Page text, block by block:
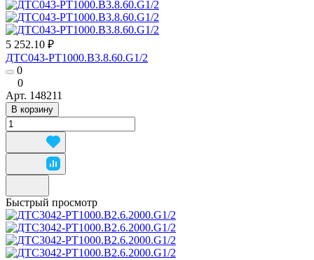
5 252.10 ₽
ДТС043-РТ1000.В3.8.60.G1/2
0
0
Арт. 148211
В корзину
Быстрый просмотр